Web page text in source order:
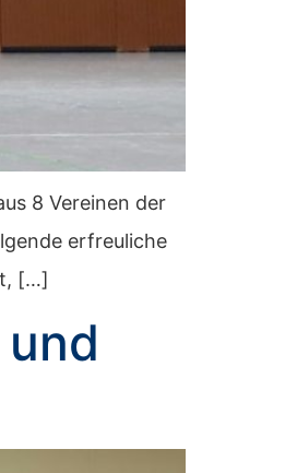
8 Vereinen der
erfreuliche
[…]